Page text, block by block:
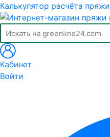
Калькулятор расчёта пряжи
Кабинет
Войти